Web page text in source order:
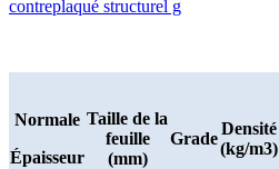
Normale
Épaisseur
Taille de la
feuille
(mm)
Grade
Densité
(kg/m3)